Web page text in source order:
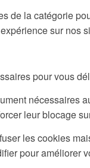
de la catégorie
sur nos
pour vous
nécessaires
leur blocage
les cookies
pour améliorer